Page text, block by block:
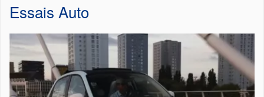
Essais Auto